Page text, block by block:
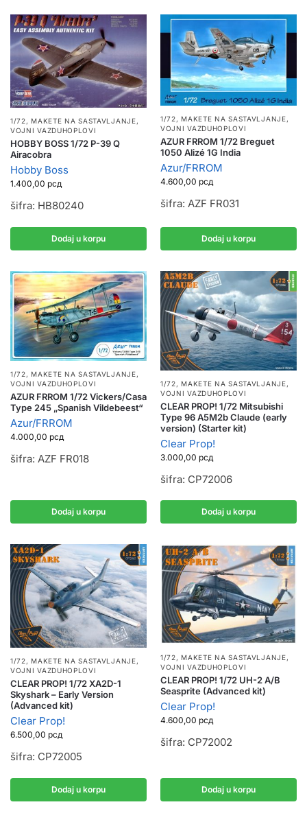
1/72,MAKETE NA SASTAVLJANJE,
VOJNI VAZDUHOPLOVI
HOBBY BOSS 1/72 P-39 Q
Airacobra
Hobby Boss
1.400,00 рсд
šifra: HB80240
Dodaj u korpu
1/72,MAKETE NA SASTAVLJANJE,
VOJNI VAZDUHOPLOVI
AZUR FRROM 1/72 Breguet
1050 Alizé 1G India
Azur/FRROM
4.600,00 рсд
šifra: AZF FR031
Dodaj u korpu
1/72,MAKETE NA SASTAVLJANJE,
VOJNI VAZDUHOPLOVI
AZUR FRROM 1/72 Vickers/Casa
Type 245 „Spanish Vildebeest“
Azur/FRROM
4.000,00 рсд
šifra: AZF FR018
Dodaj u korpu
1/72,MAKETE NA SASTAVLJANJE,
VOJNI VAZDUHOPLOVI
CLEAR PROP! 1/72 Mitsubishi
Type 96 A5M2b Claude (early
version) (Starter kit)
Clear Prop!
3.000,00 рсд
šifra: CP72006
Dodaj u korpu
1/72, MAKETE NA SASTAVLJANJE,
VOJNI VAZDUHOPLOVI
CLEAR PROP! 1/72 XA2D-1
Skyshark – Early Version
(Advanced kit)
Clear Prop!
6.500,00 рсд
šifra: CP72005
Dodaj u korpu
1/72,MAKETE NA SASTAVLJANJE,
VOJNI VAZDUHOPLOVI
CLEAR PROP! 1/72 UH-2 A/B
Seasprite (Advanced kit)
Clear Prop!
4.600,00 рсд
šifra: CP72002
Dodaj u korpu